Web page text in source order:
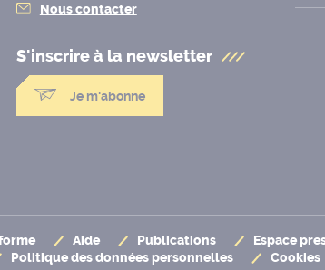
Nous contacter
S'inscrire à la newsletter
Je m'abonne
Aide Publications Espace
Politique des données personnelles
Cookies